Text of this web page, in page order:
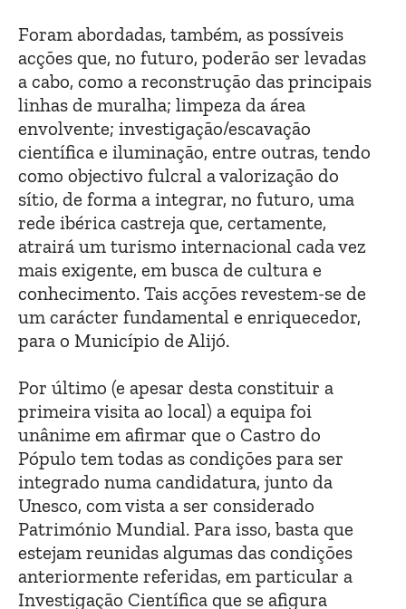
Foram abordadas, também, as possíveis
acções que, no futuro, poderão ser levadas
a cabo, como a reconstrução das principais
linhas de muralha; limpeza da área
envolvente; investigação/escavação
científica e iluminação, entre outras, tendo
como objectivo fulcral a valorização do
sítio, de forma a integrar, no futuro, uma
rede ibérica castreja que, certamente,
atrairá um turismo internacional cada vez
mais exigente, em busca de cultura e
conhecimento. Tais acções revestem-se de
um carácter fundamental e enriquecedor,
para o Município de Alijó.
Por último (e apesar desta constituir a
primeira visita ao local) a equipa foi
unânime em afirmar que o Castro do
Pópulo tem todas as condições para ser
integrado numa candidatura, junto da
Unesco, com vista a ser considerado
Património Mundial. Para isso, basta que
estejam reunidas algumas das condições
anteriormente referidas, em particular a
Investigação Científica que se afigura